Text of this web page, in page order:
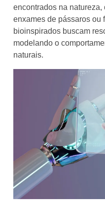
encontrados na
enxames de pássaros ou
bioinspirados buscam
modelando o
naturais.